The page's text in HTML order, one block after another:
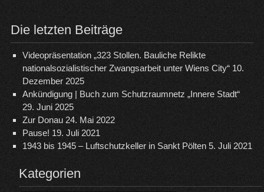
im
Die letzten Beiträge
Videopräsentation „323 Stollen. Bauliche Relikte
nationalsozialistischer Zwangsarbeit unter Wiens City“ 10.
Dezember 2025
Ankündigung | Buch zum Schutzraumnetz „Innere Stadt“
29. Juni 2025
Zur Donau 24. Mai 2022
Pause! 19. Juli 2021
1943 bis 1945 – Luftschutzkeller in Sankt Pölten 5. Juli 2021
Kategorien